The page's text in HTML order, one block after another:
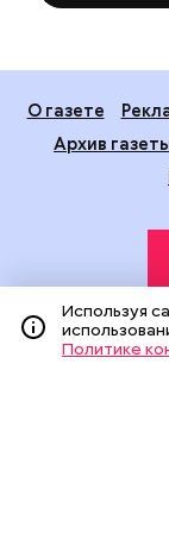
О газете
Архив
Издание
средств
На сайте
Используя
Политике